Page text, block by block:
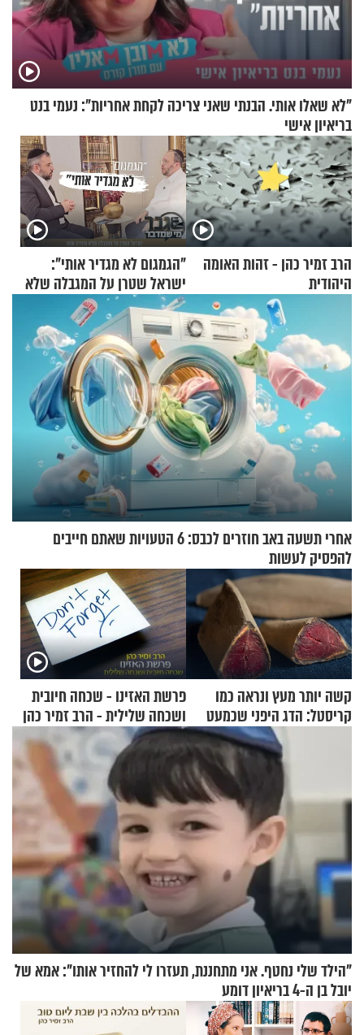
"לא שאלו אותי. הבנתי שאני צריכה לקחת אחריות": נעמי בנט
בריאיון אישי
הרב זמיר כהן - זהות האומה
היהודית
"הגמגום לא מגדיר אותי":
ישראל שטרן על המגבלה שלא
עוצרת אותו
אחרי תשעה באב חוזרים לכבס: 6 הטעויות שאתם חייבים
להפסיק לעשות
קשה יותר מעץ ונראה כמו
קריסטל: הדג היפני שכמעט
בלתי אפשרי לחתוך
פרשת האזינו - שכחה חיובית
ושכחה שלילית - הרב זמיר כהן
"הילד שלי נחטף. אני מתחננת, תעזרו לי להחזיר אותו": אמא של
יובל בן ה-4 בריאיון דומע